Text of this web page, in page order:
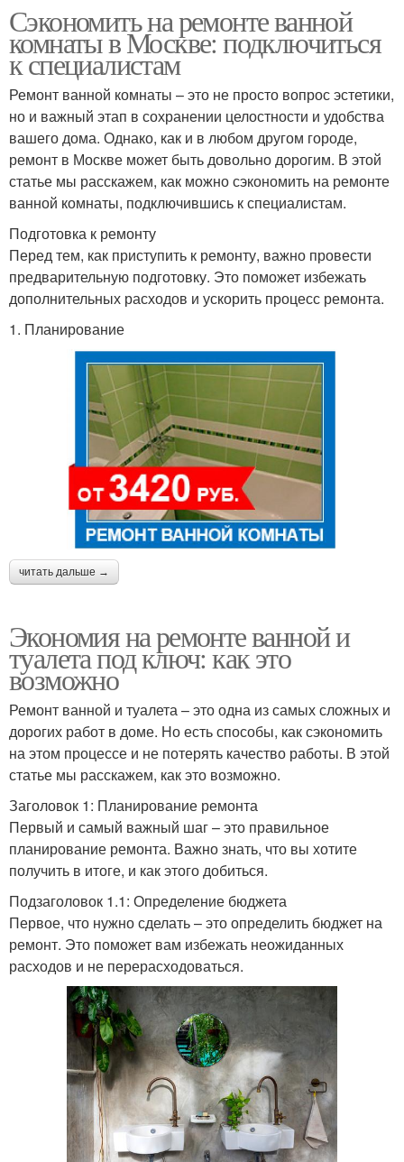
Сэкономить на ремонте ванной
комнаты в Москве: подключиться
к специалистам
Ремонт ванной комнаты – это не просто вопрос эстетики,
но и важный этап в сохранении целостности и удобства
вашего дома. Однако, как и в любом другом городе,
ремонт в Москве может быть довольно дорогим. В этой
статье мы расскажем, как можно сэкономить на ремонте
ванной комнаты, подключившись к специалистам.
Подготовка к ремонту
Перед тем, как приступить к ремонту, важно провести
предварительную подготовку. Это поможет избежать
дополнительных расходов и ускорить процесс ремонта.
1. Планирование
читать дальше →
Экономия на ремонте ванной и
туалета под ключ: как это
возможно
Ремонт ванной и туалета – это одна из самых сложных и
дорогих работ в доме. Но есть способы, как сэкономить
на этом процессе и не потерять качество работы. В этой
статье мы расскажем, как это возможно.
Заголовок 1: Планирование ремонта
Первый и самый важный шаг – это правильное
планирование ремонта. Важно знать, что вы хотите
получить в итоге, и как этого добиться.
Подзаголовок 1.1: Определение бюджета
Первое, что нужно сделать – это определить бюджет на
ремонт. Это поможет вам избежать неожиданных
расходов и не перерасходоваться.